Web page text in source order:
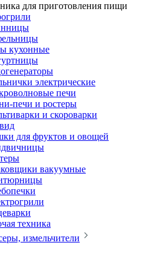
для приготовления пищи
кухонные
электрические
печи
печи и ростеры
и скороварки
для фруктов и овощей
вакуумные
техника
измельчители